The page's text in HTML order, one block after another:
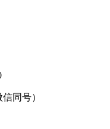
同号）